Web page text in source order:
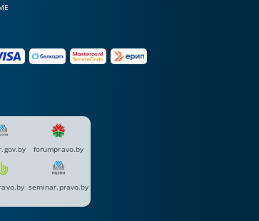
forumpravo.by
seminar.pravo.by